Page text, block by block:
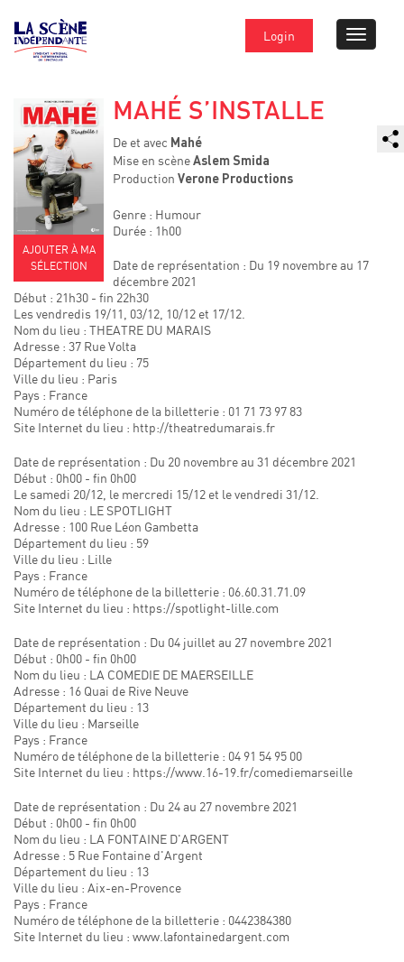
Login
AJOUTER À MA
SÉLECTION
MAHÉ S’INSTALLE
De et avec Mahé
Mise en scène Aslem Smida
Production Verone Productions
Genre : Humour
Durée : 1h00
Date de représentation : Du 19 novembre au 17
décembre 2021
Début : 21h30 - fin 22h30
Les vendredis 19/11, 03/12, 10/12 et 17/12.
Nom du lieu : THEATRE DU MARAIS
Adresse : 37 Rue Volta
Département du lieu : 75
Ville du lieu : Paris
Pays : France
Numéro de téléphone de la billetterie : 01 71 73 97 83
Site Internet du lieu : http://theatredumarais.fr
Date de représentation : Du 20 novembre au 31 décembre 2021
Début : 0h00 - fin 0h00
Le samedi 20/12, le mercredi 15/12 et le vendredi 31/12.
Nom du lieu : LE SPOTLIGHT
Adresse : 100 Rue Léon Gambetta
Département du lieu : 59
Ville du lieu : Lille
Pays : France
Numéro de téléphone de la billetterie : 06.60.31.71.09
Site Internet du lieu : https://spotlight-lille.com
Date de représentation : Du 04 juillet au 27 novembre 2021
Début : 0h00 - fin 0h00
Nom du lieu : LA COMEDIE DE MAERSEILLE
Adresse : 16 Quai de Rive Neuve
Département du lieu : 13
Ville du lieu : Marseille
Pays : France
Numéro de téléphone de la billetterie : 04 91 54 95 00
Site Internet du lieu : https://www.16-19.fr/comediemarseille
Date de représentation : Du 24 au 27 novembre 2021
Début : 0h00 - fin 0h00
Nom du lieu : LA FONTAINE D'ARGENT
Adresse : 5 Rue Fontaine d'Argent
Département du lieu : 13
Ville du lieu : Aix-en-Provence
Pays : France
Numéro de téléphone de la billetterie : 0442384380
Site Internet du lieu : www.lafontainedargent.com